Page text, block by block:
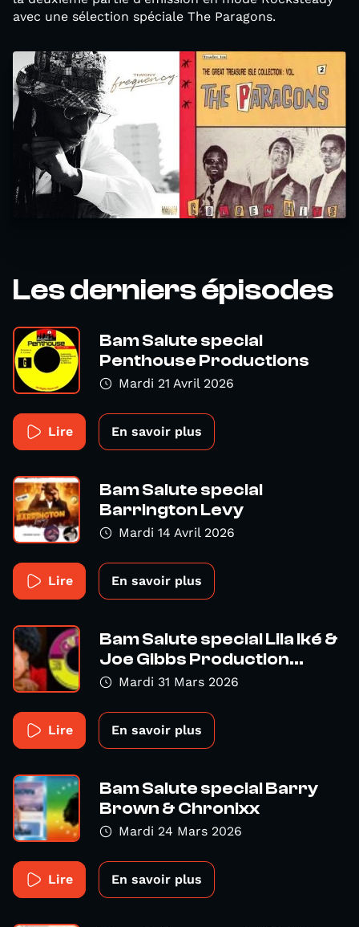
avec une sélection spéciale The Paragons.
Les derniers épisodes
Bam Salute special
Penthouse Productions
Mardi 21 Avril 2026
Lire En savoir plus
Bam Salute special
Barrington Levy
Mardi 14 Avril 2026
Lire En savoir plus
Bam Salute special Lila Iké &
Joe Gibbs Production...
Mardi 31 Mars 2026
Lire En savoir plus
Bam Salute special Barry
Brown & Chronixx
Mardi 24 Mars 2026
Lire En savoir plus